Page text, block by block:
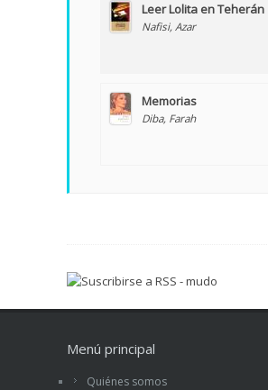
Leer Lolita en Teherán
Nafisi, Azar
Memorias
Diba, Farah
Menú principal
Quiénes somos